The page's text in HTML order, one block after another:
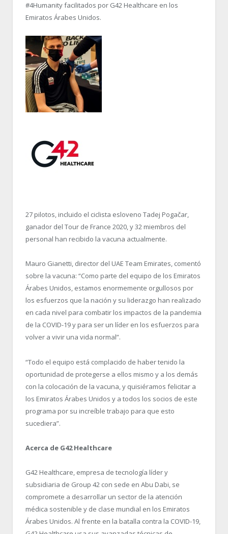
#4Humanity facilitados por G42 Healthcare en los
Emiratos Árabes Unidos.
27 pilotos, incluido el ciclista esloveno Tadej Pogačar,
ganador del Tour de France 2020, y 32 miembros del
personal han recibido la vacuna actualmente.
Mauro Gianetti, director del UAE Team Emirates, comentó
sobre la vacuna: “Como parte del equipo de los Emiratos
Árabes Unidos, estamos enormemente orgullosos por
los esfuerzos que la nación y su liderazgo han realizado
en cada nivel para combatir los impactos de la pandemia
de la COVID-19 y para ser un líder en los esfuerzos para
volver a vivir una vida normal”.
“Todo el equipo está complacido de haber tenido la
oportunidad de protegerse a ellos mismo y a los demás
con la colocación de la vacuna, y quisiéramos felicitar a
los Emiratos Árabes Unidos y a todos los socios de este
programa por su increíble trabajo para que esto
sucediera”.
Acerca de G42 Healthcare
G42 Healthcare, empresa de tecnología líder y
subsidiaria de Group 42 con sede en Abu Dabi, se
compromete a desarrollar un sector de la atención
médica sostenible y de clase mundial en los Emiratos
Árabes Unidos. Al frente en la batalla contra la COVID-19,